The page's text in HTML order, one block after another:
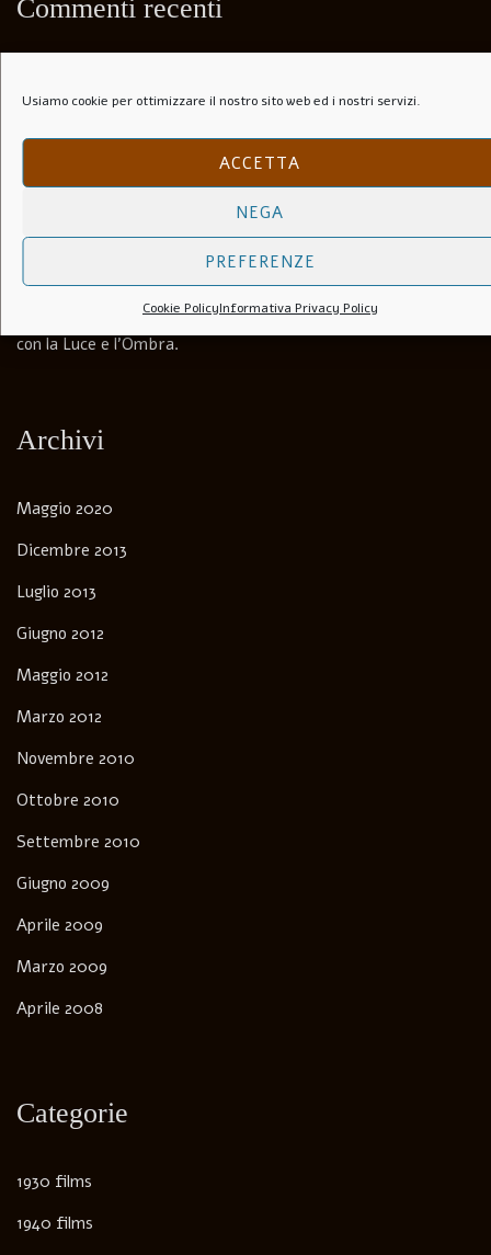
Usiamo cookie per ottimizzare il nostro sito web ed i nostri servizi.
ACCETTA
NEGA
PREFERENZE
Cookie PolicyInformativa Privacy Policy
Commenti recenti
Anchise Brizzi
Andrea BernardinisuBiografia. Come imparai a dipingere
con la Luce e l’Ombra.
Archivi
Maggio 2020
Dicembre 2013
Luglio 2013
Giugno 2012
Maggio 2012
Marzo 2012
Novembre 2010
Ottobre 2010
Settembre 2010
Giugno 2009
Aprile 2009
Marzo 2009
Aprile 2008
Categorie
1930 films
1940 films